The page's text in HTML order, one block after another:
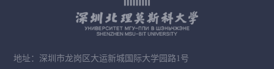
地址：深圳市龙岗区大运新城国际大学园路1号